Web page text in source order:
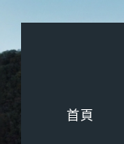
首頁首頁